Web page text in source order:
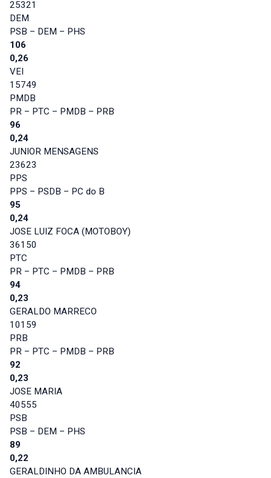
25321
DEM
PSB – DEM – PHS
106
0,26
VEI
15749
PMDB
PR – PTC – PMDB – PRB
96
0,24
JUNIOR MENSAGENS
23623
PPS
PPS – PSDB – PC do B
95
0,24
JOSE LUIZ FOCA (MOTOBOY)
36150
PTC
PR – PTC – PMDB – PRB
94
0,23
GERALDO MARRECO
10159
PRB
PR – PTC – PMDB – PRB
92
0,23
JOSE MARIA
40555
PSB
PSB – DEM – PHS
89
0,22
GERALDINHO DA AMBULANCIA